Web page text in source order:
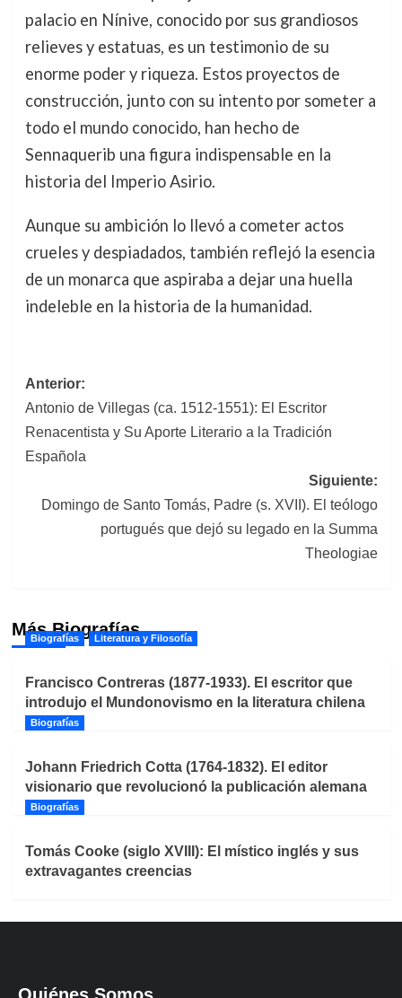
palacio en Nínive, conocido por sus grandiosos
relieves y estatuas, es un testimonio de su
enorme poder y riqueza. Estos proyectos de
construcción, junto con su intento por someter a
todo el mundo conocido, han hecho de
Sennaquerib una figura indispensable en la
historia del Imperio Asirio.
Aunque su ambición lo llevó a cometer actos
crueles y despiadados, también reflejó la esencia
de un monarca que aspiraba a dejar una huella
indeleble en la historia de la humanidad.
Navegación
de
entradas
Anterior:
Antonio de Villegas (ca. 1512-1551): El Escritor
Renacentista y Su Aporte Literario a la Tradición
Española
Siguiente:
Domingo de Santo Tomás, Padre (s. XVII). El teólogo
portugués que dejó su legado en la Summa
Theologiae
Más Biografías
Biografías Literatura y Filosofía
Francisco Contreras (1877-1933). El escritor que
introdujo el Mundonovismo en la literatura chilena
Biografías
Johann Friedrich Cotta (1764-1832). El editor
visionario que revolucionó la publicación alemana
Biografías
Tomás Cooke (siglo XVIII): El místico inglés y sus
extravagantes creencias